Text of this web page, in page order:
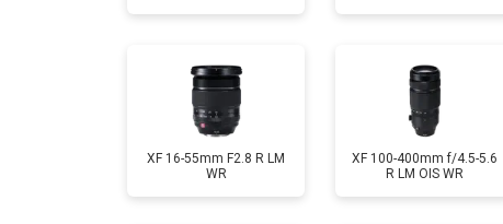
XF 16-55mm F2.8 R LM
WR
XF 100-400mm f/4.5-5.6
R LM OIS WR